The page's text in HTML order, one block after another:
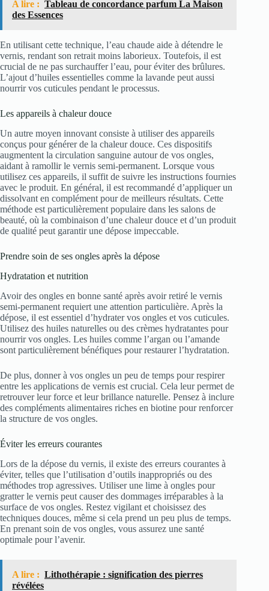
A lire : Tableau de concordance parfum La Maison
des Essences
En utilisant cette technique, l’eau chaude aide à détendre le
vernis, rendant son retrait moins laborieux. Toutefois, il est
crucial de ne pas surchauffer l’eau, pour éviter des brûlures.
L’ajout d’huiles essentielles comme la lavande peut aussi
nourrir vos cuticules pendant le processus.
Les appareils à chaleur douce
Un autre moyen innovant consiste à utiliser des appareils
conçus pour générer de la chaleur douce. Ces dispositifs
augmentent la circulation sanguine autour de vos ongles,
aidant à ramollir le vernis semi-permanent. Lorsque vous
utilisez ces appareils, il suffit de suivre les instructions fournies
avec le produit. En général, il est recommandé d’appliquer un
dissolvant en complément pour de meilleurs résultats. Cette
méthode est particulièrement populaire dans les salons de
beauté, où la combinaison d’une chaleur douce et d’un produit
de qualité peut garantir une dépose impeccable.
Prendre soin de ses ongles après la dépose
Hydratation et nutrition
Avoir des ongles en bonne santé après avoir retiré le vernis
semi-permanent requiert une attention particulière. Après la
dépose, il est essentiel d’hydrater vos ongles et vos cuticules.
Utilisez des huiles naturelles ou des crèmes hydratantes pour
nourrir vos ongles. Les huiles comme l’argan ou l’amande
sont particulièrement bénéfiques pour restaurer l’hydratation.
De plus, donner à vos ongles un peu de temps pour respirer
entre les applications de vernis est crucial. Cela leur permet de
retrouver leur force et leur brillance naturelle. Pensez à inclure
des compléments alimentaires riches en biotine pour renforcer
la structure de vos ongles.
Éviter les erreurs courantes
Lors de la dépose du vernis, il existe des erreurs courantes à
éviter, telles que l’utilisation d’outils inappropriés ou des
méthodes trop agressives. Utiliser une lime à ongles pour
gratter le vernis peut causer des dommages irréparables à la
surface de vos ongles. Restez vigilant et choisissez des
techniques douces, même si cela prend un peu plus de temps.
En prenant soin de vos ongles, vous assurez une santé
optimale pour l’avenir.
A lire : Lithothérapie : signification des pierres
révélées